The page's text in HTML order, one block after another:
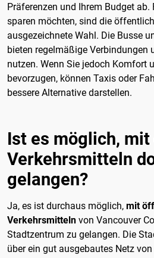
Präferenzen und Ihrem Budget ab.
sparen möchten, sind die
ausgezeichnete Wahl. Die Busse
bieten regelmäßige Verbindungen
nutzen. Wenn Sie jedoch Komfort
bevorzugen, können Taxis oder
bessere Alternative darstellen.
Ist es möglich,
Verkehrsmitteln
gelangen?
Ja, es ist durchaus möglich, mit
Verkehrsmitteln von Vancouver
Stadtzentrum zu gelangen. Die
über ein gut ausgebautes Netz